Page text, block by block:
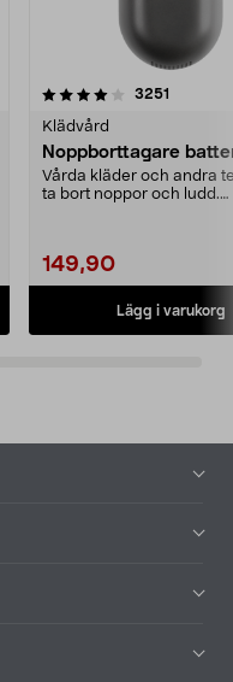
3251
Klädvård
Noppborttagare
Vårda kläder och andra
ta bort noppor och ludd.
149,90
Lägg i varukorg
4.5av 5 stjärnor